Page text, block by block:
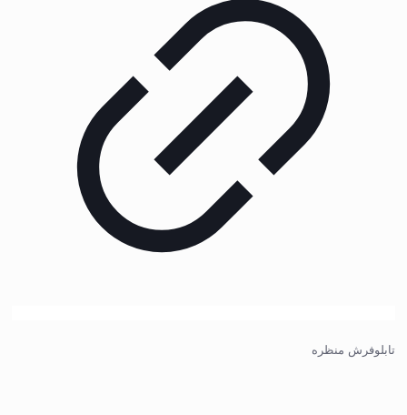
تابلوفرش منظره